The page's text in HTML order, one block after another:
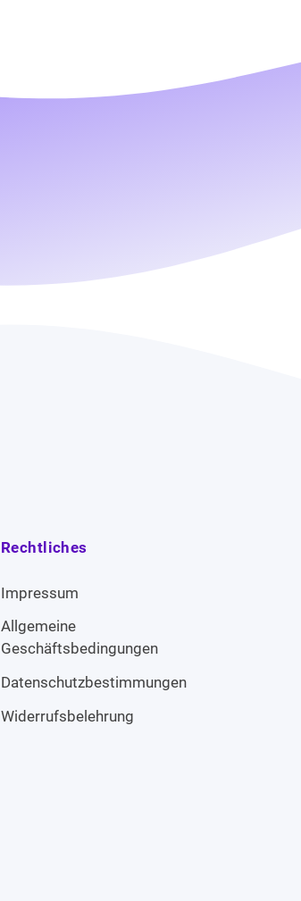
Rechtliches
Impressum
Allgemeine
Geschäftsbedingungen
Datenschutzbestimmungen
Widerrufsbelehrung